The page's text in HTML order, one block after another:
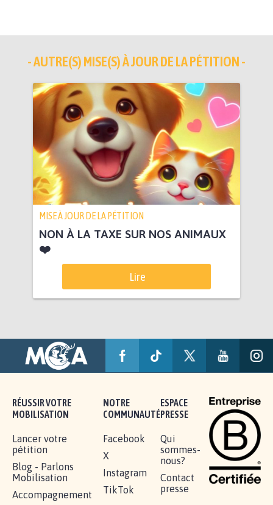
- AUTRE(S) MISE(S) À JOUR DE LA PÉTITION -
MISE À JOUR DE LA PÉTITION
NON À LA TAXE SUR NOS ANIMAUX
❤️
Lire
RÉUSSIR VOTRE
MOBILISATION
Lancer votre
pétition
Blog - Parlons
Mobilisation
Accompagnement
NOTRE
COMMUNAUTÉ
Facebook
X
Instagram
TikTok
ESPACE
PRESSE
Qui
sommes-
nous?
Contact
presse